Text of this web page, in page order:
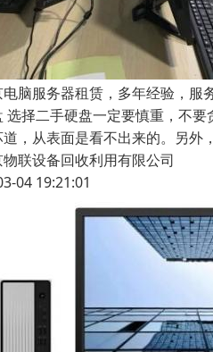
脑服务器租赁，多年经验，服
选择二手硬盘一定要慎重，不
，从表面是看不出来的。另外
联设备回收利用有限公司
04 19:21:01